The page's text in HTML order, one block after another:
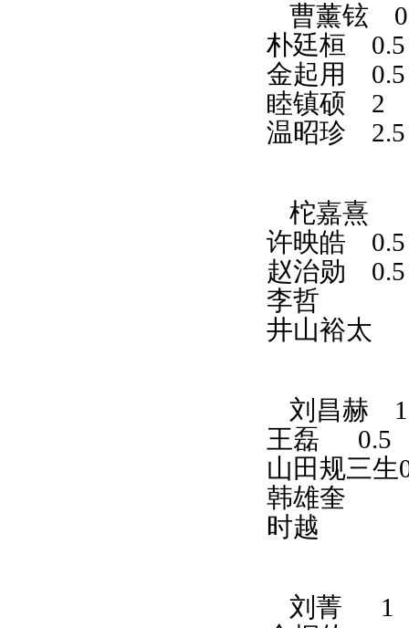
曹薰铉
朴廷桓
金起用
睦镇硕
2
温昭珍
柁嘉熹
许映皓
赵治勋
李哲
井山裕太
刘昌赫
王磊
0.5
山田规三生
韩雄奎
时越
刘菁
1